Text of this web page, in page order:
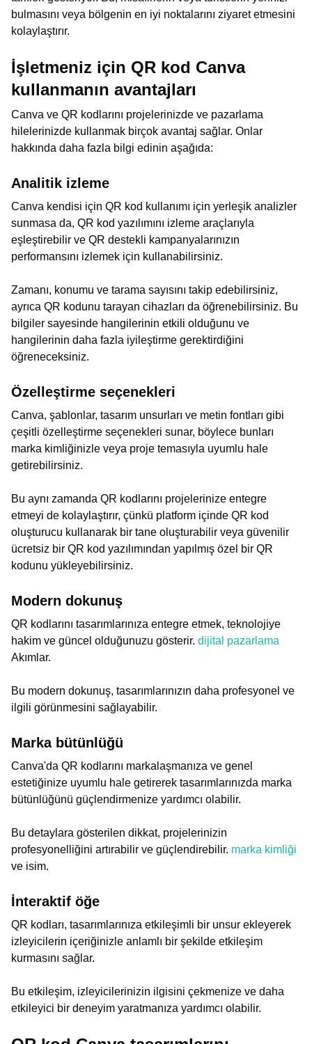
bulmasını veya bölgenin en iyi noktalarını ziyaret etmesini
kolaylaştırır.
İşletmeniz için QR kod Canva
kullanmanın avantajları
Canva ve QR kodlarını projelerinizde ve pazarlama
hilelerinizde kullanmak birçok avantaj sağlar. Onlar
hakkında daha fazla bilgi edinin aşağıda:
Analitik izleme
Canva kendisi için QR kod kullanımı için yerleşik analizler
sunmasa da, QR kod yazılımını izleme araçlarıyla
eşleştirebilir ve QR destekli kampanyalarınızın
performansını izlemek için kullanabilirsiniz.
Zamanı, konumu ve tarama sayısını takip edebilirsiniz,
ayrıca QR kodunu tarayan cihazları da öğrenebilirsiniz. Bu
bilgiler sayesinde hangilerinin etkili olduğunu ve
hangilerinin daha fazla iyileştirme gerektirdiğini
öğreneceksiniz.
Özelleştirme seçenekleri
Canva, şablonlar, tasarım unsurları ve metin fontları gibi
çeşitli özelleştirme seçenekleri sunar, böylece bunları
marka kimliğinizle veya proje temasıyla uyumlu hale
getirebilirsiniz.
Bu aynı zamanda QR kodlarını projelerinize entegre
etmeyi de kolaylaştırır, çünkü platform içinde QR kod
oluşturucu kullanarak bir tane oluşturabilir veya güvenilir
ücretsiz bir QR kod yazılımından yapılmış özel bir QR
kodunu yükleyebilirsiniz.
Modern dokunuş
QR kodlarını tasarımlarınıza entegre etmek, teknolojiye
hakim ve güncel olduğunuzu gösterir. dijital pazarlama
Akımlar.
Bu modern dokunuş, tasarımlarınızın daha profesyonel ve
ilgili görünmesini sağlayabilir.
Marka bütünlüğü
Canva'da QR kodlarını markalaşmanıza ve genel
estetiğinize uyumlu hale getirerek tasarımlarınızda marka
bütünlüğünü güçlendirmenize yardımcı olabilir.
Bu detaylara gösterilen dikkat, projelerinizin
profesyonelliğini artırabilir ve güçlendirebilir. marka kimliği
ve isim.
İnteraktif öğe
QR kodları, tasarımlarınıza etkileşimli bir unsur ekleyerek
izleyicilerin içeriğinizle anlamlı bir şekilde etkileşim
kurmasını sağlar.
Bu etkileşim, izleyicilerinizin ilgisini çekmenize ve daha
etkileyici bir deneyim yaratmanıza yardımcı olabilir.